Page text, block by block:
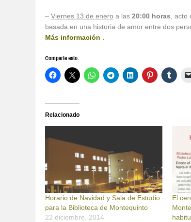
– Viernes 13 de enero a las 20:00 horas ,
basada en una historia de amor entre dos
Más información .
Comparte esto:
Relacionado
Horario de Navidad y Sala de Estudio
para la Biblioteca de Montequinto
22 diciembre, 2014
El